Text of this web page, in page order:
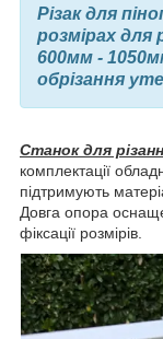
Різак для
розмірах для
600мм -
обрізання
Станок для
комплектації
підтримують
Довга опора
фіксації розмірів.